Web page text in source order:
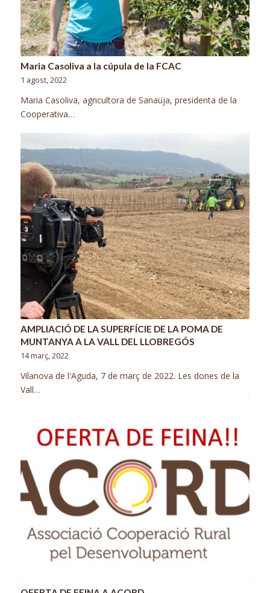
Maria Casoliva a la cúpula de la FCAC
1 agost, 2022
Maria Casoliva, agricultora de Sanaüja, presidenta de la
Cooperativa…
AMPLIACIÓ DE LA SUPERFÍCIE DE LA POMA DE
MUNTANYA A LA VALL DEL LLOBREGÓS
14 març, 2022
Vilanova de l'Aguda, 7 de març de 2022. Les dones de la
Vall…